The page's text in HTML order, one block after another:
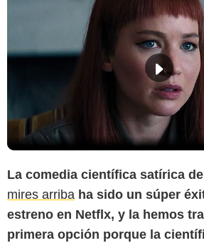
La comedia científica satírica de
mires arriba ha sido un súper
estreno en Netflx, y la hemos
primera opción porque la